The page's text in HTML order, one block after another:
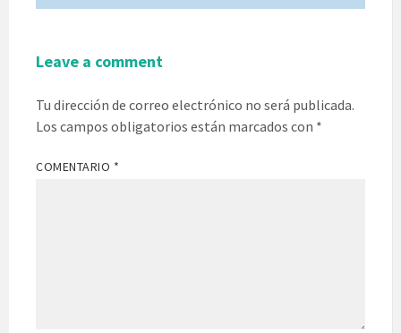
Leave a comment
Tu dirección de correo electrónico no será publicada.
Los campos obligatorios están marcados con *
COMENTARIO *